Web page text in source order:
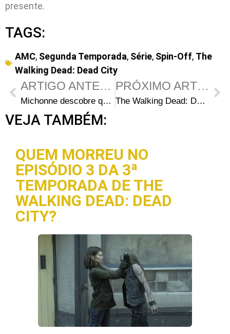
presente.
TAGS:
AMC, Segunda Temporada, Série, Spin-Off, The
Walking Dead: Dead City
ARTIGO ANTERIOR
Michonne descobre que Rick está vivo no primeiro teaser de The Walking Dead: The Ones Who Live
PRÓXIMO ARTIGO
The Walking Dead: Daryl Dixon é renovada para 2ª temporada pela AMC
VEJA TAMBÉM:
QUEM MORREU NO
EPISÓDIO 3 DA 3ª
TEMPORADA DE THE
WALKING DEAD: DEAD
CITY?